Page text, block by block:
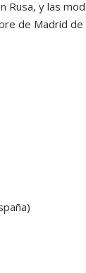
Rusa, y las
de Madrid